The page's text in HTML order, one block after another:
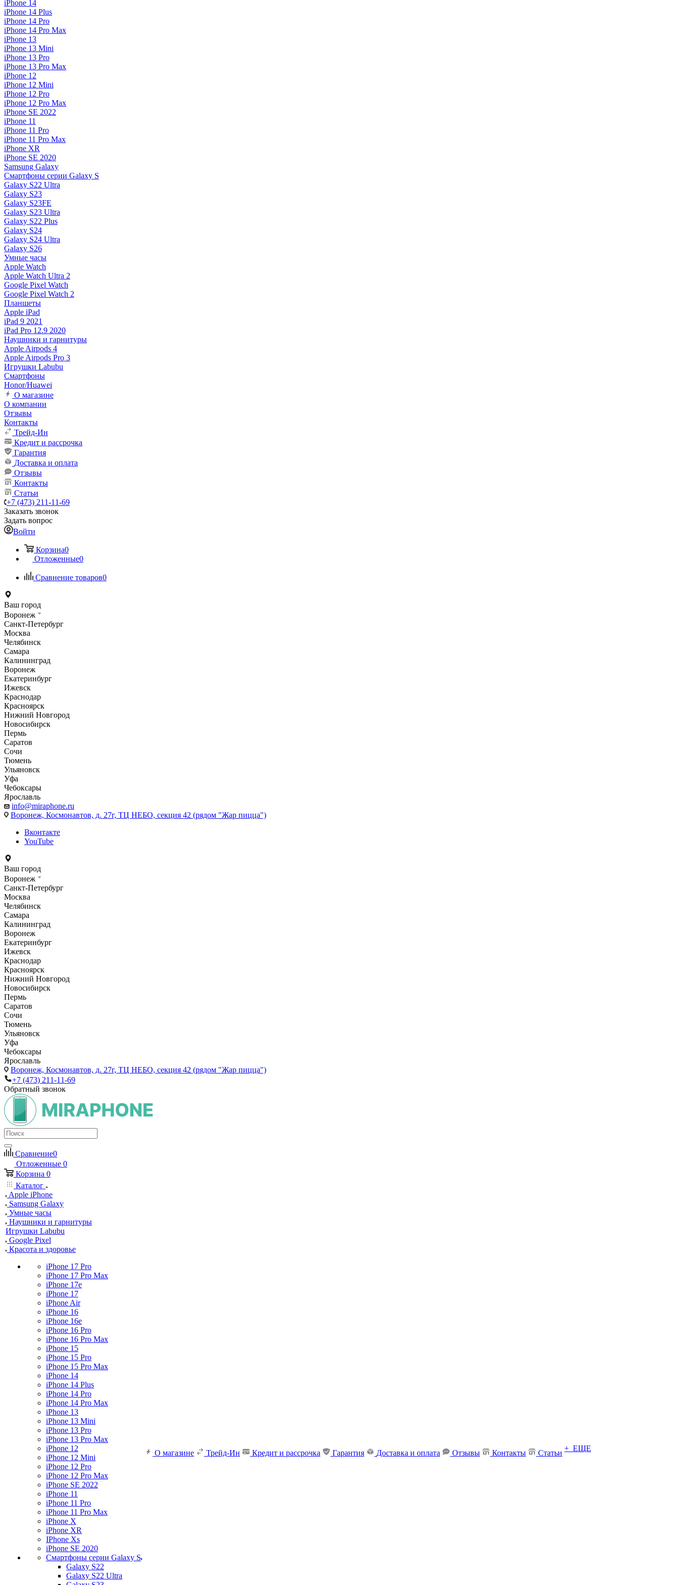
iPhone 14
iPhone 14 Plus
iPhone 14 Pro
iPhone 14 Pro Max
iPhone 13
iPhone 13 Mini
iPhone 13 Pro
iPhone 13 Pro Max
iPhone 12
iPhone 12 Mini
iPhone 12 Pro
iPhone 12 Pro Max
iPhone SE 2022
iPhone 11
iPhone 11 Pro
iPhone 11 Pro Max
iPhone XR
iPhone SE 2020
Samsung Galaxy
Смартфоны серии Galaxy S
Galaxy S22 Ultra
Galaxy S23
Galaxy S23FE
Galaxy S23 Ultra
Galaxy S22 Plus
Galaxy S24
Galaxy S24 Ultra
Galaxy S26
Умные часы
Apple Watch
Apple Watch Ultra 2
Google Pixel Watch
Google Pixel Watch 2
Планшеты
Apple iPad
iPad 9 2021
iPad Pro 12.9 2020
Наушники и гарнитуры
Apple Airpods 4
Apple Airpods Pro 3
Игрушки Labubu
Смартфоны
Honor/Huawei
О магазине
О компании
Отзывы
Контакты
Трейд-Ин
Кредит и рассрочка
Гарантия
Доставка и оплата
Отзывы
Контакты
Статьи
+7 (473) 211-11-69
Заказать звонок
Задать вопрос
Войти
Корзина0
Отложенные0
Сравнение товаров0
Ваш город
Воронеж
Санкт-Петербург
Москва
Челябинск
Самара
Калининград
Воронеж
Екатеринбург
Ижевск
Краснодар
Красноярск
Нижний Новгород
Новосибирск
Пермь
Саратов
Сочи
Тюмень
Ульяновск
Уфа
Чебоксары
Ярославль
info@miraphone.ru
Воронеж, Космонавтов, д. 27г, ТЦ НЕБО, секция 42 (рядом "Жар пицца")
Вконтакте
YouTube
Ваш город
Воронеж
Санкт-Петербург
Москва
Челябинск
Самара
Калининград
Воронеж
Екатеринбург
Ижевск
Краснодар
Красноярск
Нижний Новгород
Новосибирск
Пермь
Саратов
Сочи
Тюмень
Ульяновск
Уфа
Чебоксары
Ярославль
Воронеж, Космонавтов, д. 27г, ТЦ НЕБО, секция 42 (рядом "Жар пицца")
+7 (473) 211-11-69
Обратный звонок
Сравнение0
Отложенные 0
Корзина 0
Каталог
Apple iPhone
Samsung Galaxy
Умные часы
Наушники и гарнитуры
Игрушки Labubu
Google Pixel
Красота и здоровье
iPhone 17 Pro
iPhone 17 Pro Max
iPhone 17e
iPhone 17
iPhone Air
iPhone 16
iPhone 16e
iPhone 16 Pro
iPhone 16 Pro Max
iPhone 15
iPhone 15 Pro
iPhone 15 Pro Max
iPhone 14
iPhone 14 Plus
iPhone 14 Pro
iPhone 14 Pro Max
iPhone 13
iPhone 13 Mini
iPhone 13 Pro
iPhone 13 Pro Max
iPhone 12
iPhone 12 Mini
iPhone 12 Pro
iPhone 12 Pro Max
iPhone SE 2022
iPhone 11
iPhone 11 Pro
iPhone 11 Pro Max
iPhone X
iPhone XR
IPhone Xs
iPhone SE 2020
Смартфоны серии Galaxy S
Galaxy S22
Galaxy S22 Ultra
О магазине Трейд-Ин Кредит и рассрочка Гарантия Доставка и оплата Отзывы Контакты Статьи
+ ЕЩЕ